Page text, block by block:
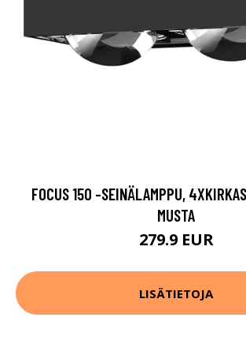
FOCUS 150 -SEINÄLAMPPU,
MUSTA
279.9 EUR
LISÄTIETOJA